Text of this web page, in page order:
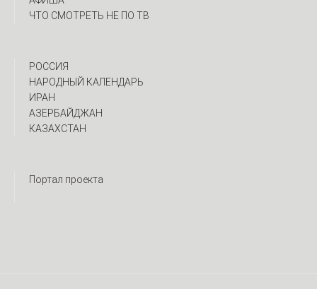
ЧТО СМОТРЕТЬ НЕ ПО ТВ
РОССИЯ
НАРОДНЫЙ КАЛЕНДАРЬ
ИРАН
АЗЕРБАЙДЖАН
КАЗАХСТАН
Портал проекта